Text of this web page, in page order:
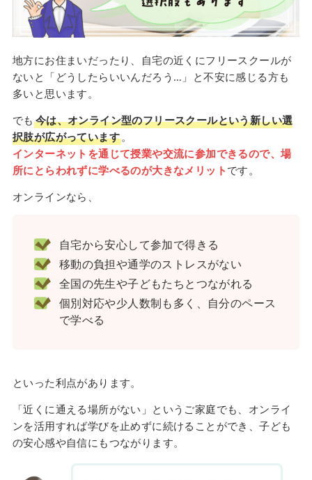
地方にお住まいだったり、自宅の近くにフリースクールが
ないと「どうしたらいいんだろう…」と不安に感じる方も
多いと思います。
でも 今は、オンライン型のフリースクールという新しい選
択肢が広がっています。
インターネットを通じて授業や交流に参加できるので、場
所にとらわれずに学べるのが大きなメリット です。
オンラインなら、
自宅から安心して参加で得きる
移動の負担や通学のストレスがない
全国の先生や子どもたちとつながれる
個別対応や少人数制も多く、自分のペース
で学べる
といった利点があります。
「近くに通える場所がない」というご家庭でも、オンライ
ンを活用すれば学びを止めずに続けることができ、子ども
の安心感や自信にもつながります。